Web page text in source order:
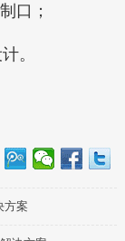
口；
。
方案